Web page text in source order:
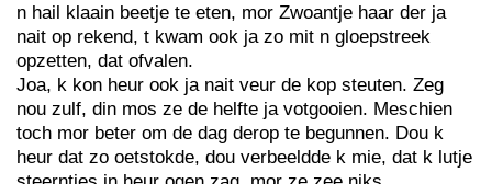
n hail klaain beetje te eten, mor Zwoantje haar der ja
nait op rekend, t kwam ook ja zo mit n gloepstreek
opzetten, dat ofvalen.
Joa, k kon heur ook ja nait veur de kop steuten. Zeg
nou zulf, din mos ze de helfte ja votgooien. Meschien
toch mor beter om de dag derop te begunnen. Dou k
heur dat zo oetstokde, dou verbeeldde k mie, dat k lutje